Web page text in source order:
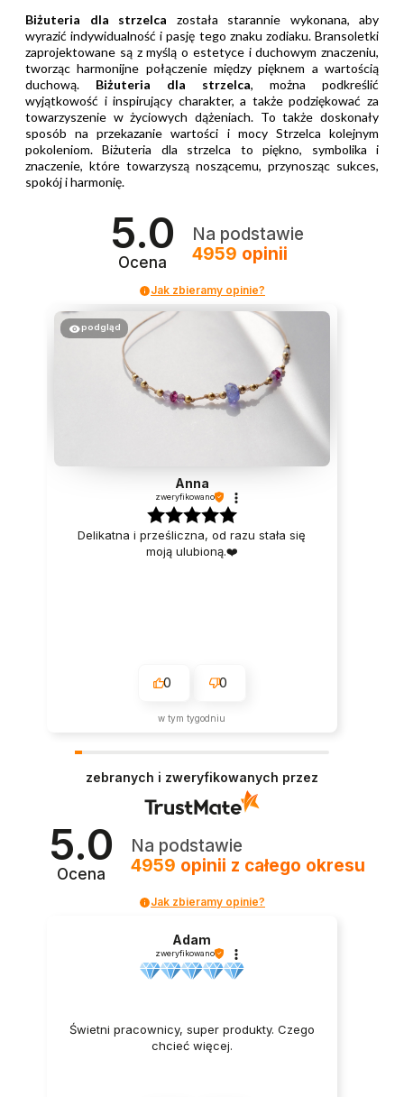
Biżuteria dla strzelca została starannie wykonana, aby
wyrazić indywidualność i pasję tego znaku zodiaku. Bransoletki
zaprojektowane są z myślą o estetyce i duchowym znaczeniu,
tworząc harmonijne połączenie między pięknem a wartością
duchową. Biżuteria dla strzelca, można podkreślić
wyjątkowość i inspirujący charakter, a także podziękować za
towarzyszenie w życiowych dążeniach. To także doskonały
sposób na przekazanie wartości i mocy Strzelca kolejnym
pokoleniom. Biżuteria dla strzelca to piękno, symbolika i
znaczenie, które towarzyszą noszącemu, przynosząc sukces,
spokój i harmonię.
5.0
Ocena
Na podstawie
4959 opinii
Jak zbieramy opinie?
podgląd
Anna
zweryfikowano
Delikatna i prześliczna, od razu stała się
moją ulubioną.❤️
0 0
w tym tygodniu
zebranych i zweryfikowanych przez
5.0
Ocena
Na podstawie
4959 opinii z całego okresu
Jak zbieramy opinie?
Adam
zweryfikowano
Świetni pracownicy, super produkty. Czego
chcieć więcej.